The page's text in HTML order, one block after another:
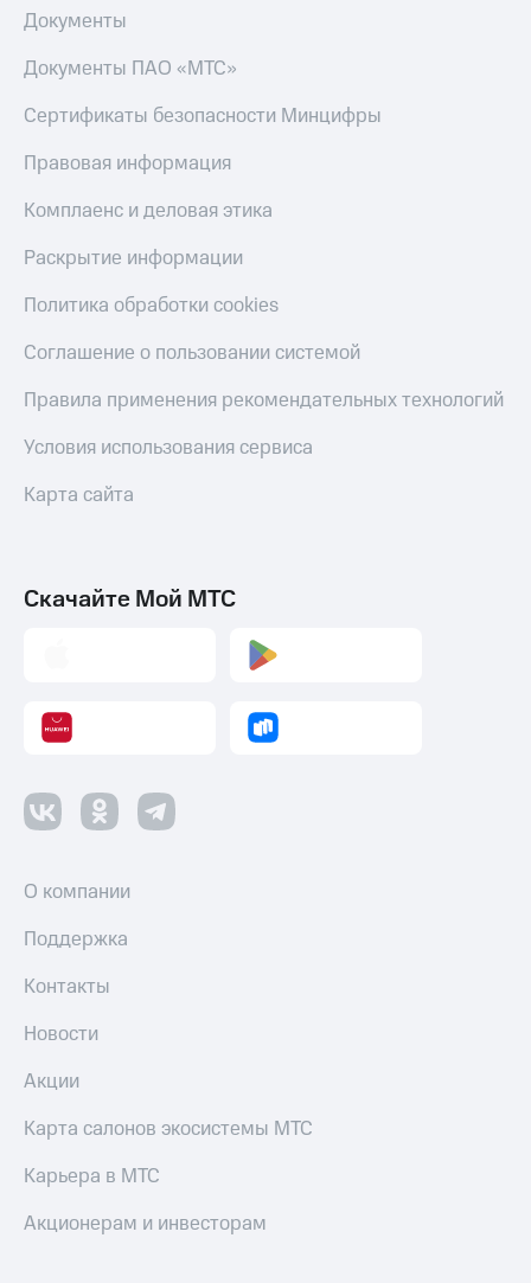
Документы
Документы ПАО «МТС»
Сертификаты безопасности Минцифры
Правовая информация
Комплаенс и деловая этика
Раскрытие информации
Политика обработки cookies
Соглашение о пользовании системой
Правила применения рекомендательных технологий
Условия использования сервиса
Карта сайта
Скачайте Мой МТС
О компании
Поддержка
Контакты
Новости
Акции
Карта салонов экосистемы МТС
Карьера в МТС
Акционерам и инвесторам